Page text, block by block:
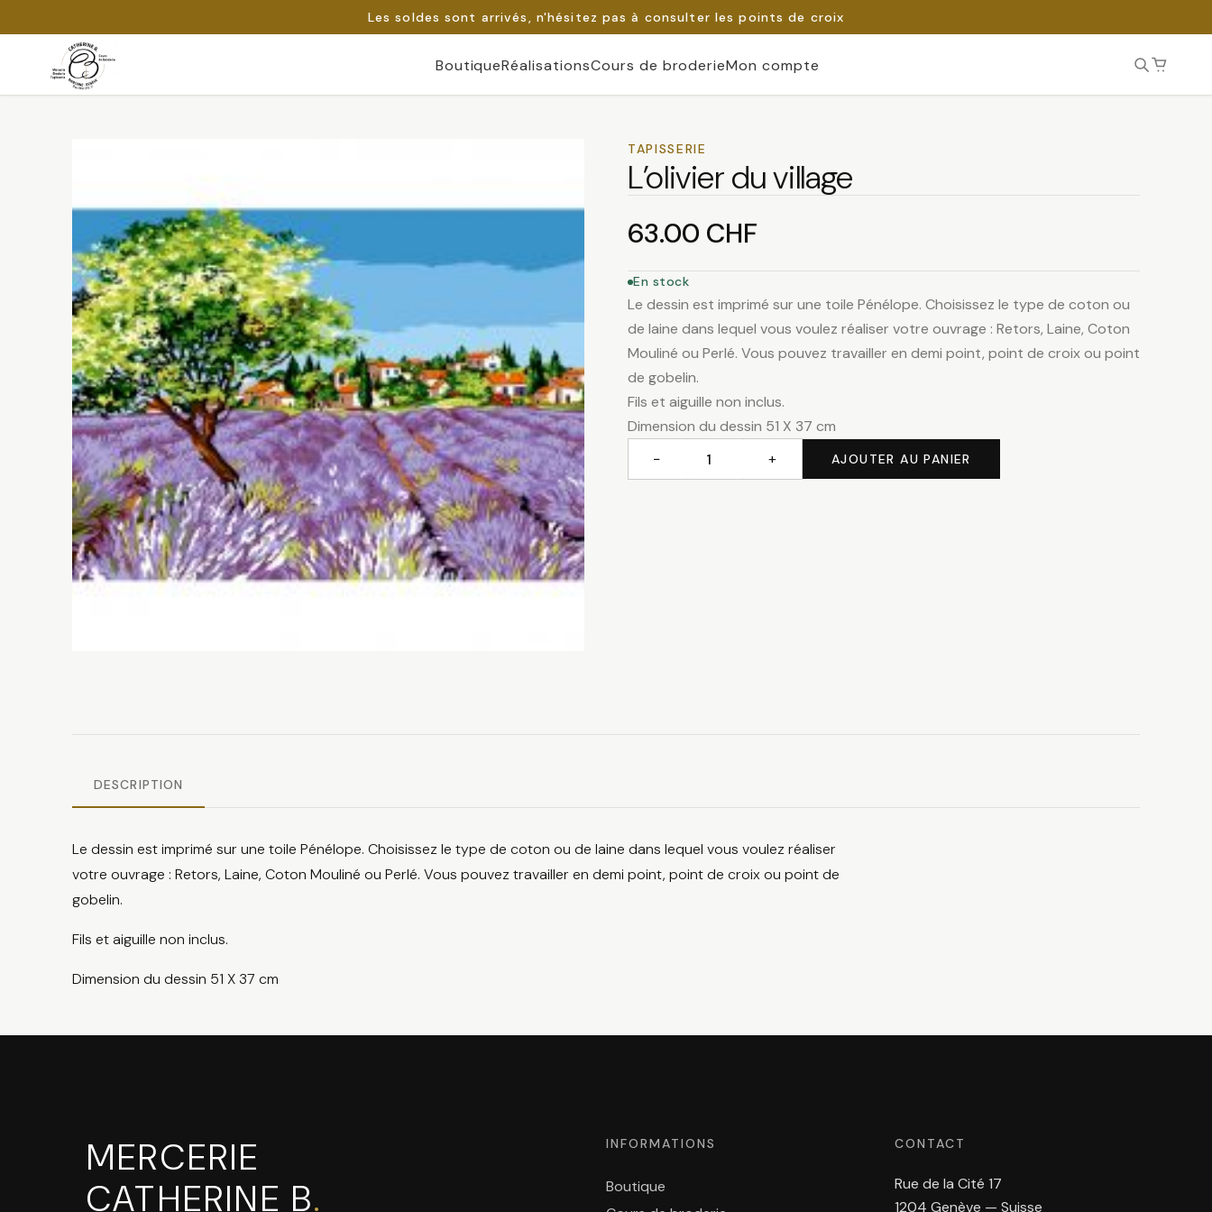
Les soldes sont arrivés, n'hésitez pas à consulter les points de croix
Passer
BoutiqueRéalisationsCours de broderieMon compte
TAPISSERIE
L’olivier du village
63.00 CHF
En stock
Le dessin est imprimé sur une toile Pénélope. Choisissez le type de coton ou
de laine dans lequel vous voulez réaliser votre ouvrage : Retors, Laine, Coton
Mouliné ou Perlé. Vous pouvez travailler en demi point, point de croix ou point
de gobelin.
Fils et aiguille non inclus.
Dimension du dessin 51 X 37 cm
− + AJOUTER AU PANIER
DESCRIPTION
Le dessin est imprimé sur une toile Pénélope. Choisissez le type de coton ou de laine dans lequel vous voulez réaliser
votre ouvrage : Retors, Laine, Coton Mouliné ou Perlé. Vous pouvez travailler en demi point, point de croix ou point de
gobelin.
Fils et aiguille non inclus.
Dimension du dessin 51 X 37 cm
MERCERIE
CATHERINE B.
INFORMATIONS
Boutique
CONTACT
Rue de la Cité 17
1204 Genève — Suisse